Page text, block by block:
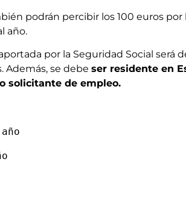
podrán percibir los 100 euros por
año.
por la Seguridad Social será
Además, se debe ser residente en
solicitante de empleo.